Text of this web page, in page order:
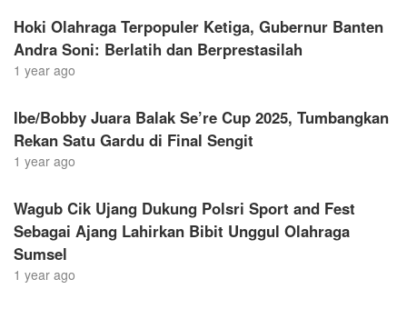
Hoki Olahraga Terpopuler Ketiga, Gubernur Banten
Andra Soni: Berlatih dan Berprestasilah
1 year ago
Ibe/Bobby Juara Balak Se’re Cup 2025, Tumbangkan
Rekan Satu Gardu di Final Sengit
1 year ago
Wagub Cik Ujang Dukung Polsri Sport and Fest
Sebagai Ajang Lahirkan Bibit Unggul Olahraga
Sumsel
1 year ago